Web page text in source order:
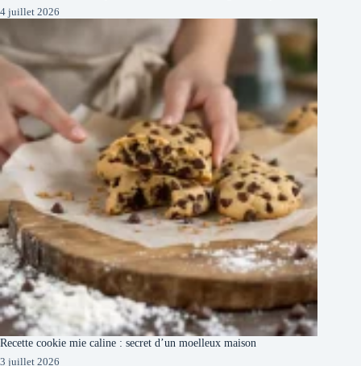
4 juillet 2026
Recette cookie mie caline : secret d’un moelleux maison
3 juillet 2026